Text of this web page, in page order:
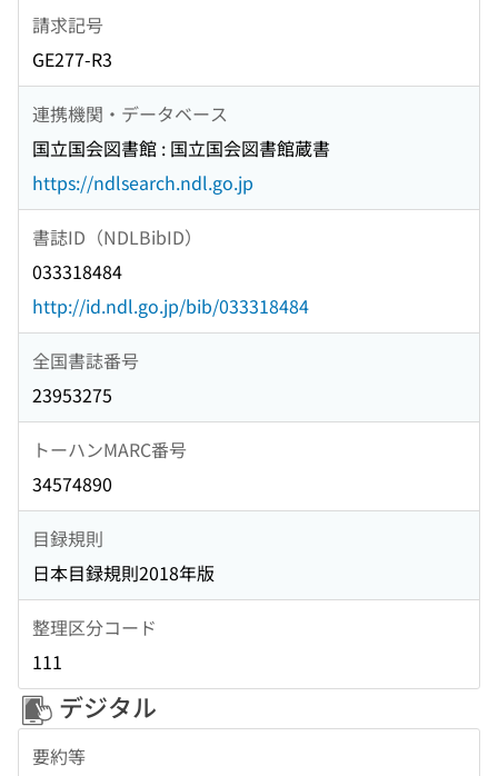
請求記号
GE277-R3
連携機関・データベース
国立国会図書館 : 国立国会図書館蔵書
https://ndlsearch.ndl.go.jp
書誌ID（NDLBibID）
033318484
http://id.ndl.go.jp/bib/033318484
全国書誌番号
23953275
トーハンMARC番号
34574890
目録規則
日本目録規則2018年版
整理区分コード
111
デジタル
要約等